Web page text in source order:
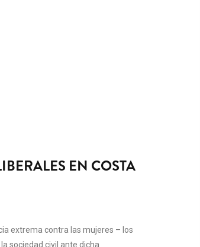
EN COSTA
extrema contra las mujeres – los
sociedad civil ante dicha